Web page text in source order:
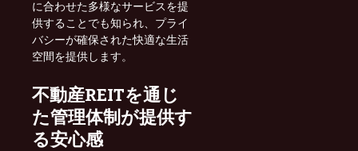
に合わせた多様なサービスを提
供することでも知られ、プライ
バシーが確保された快適な生活
空間を提供します。
不動産REITを通じ
た管理体制が提供す
る安心感